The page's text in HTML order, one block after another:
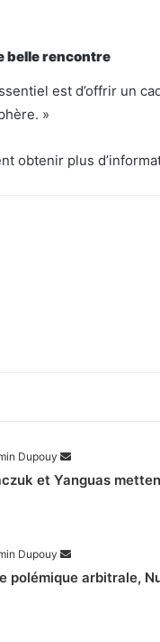
belle rencontre
est d’offrir un
»
obtenir plus
Dupouy
et Yanguas
Dupouy
polémique arbitrale,